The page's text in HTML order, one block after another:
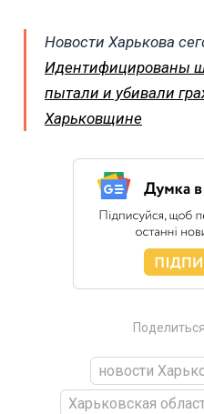
Новости Харькова
Идентифицированы
пытали и убивали
Харьковщине
Поделиться
новости
Харьковская